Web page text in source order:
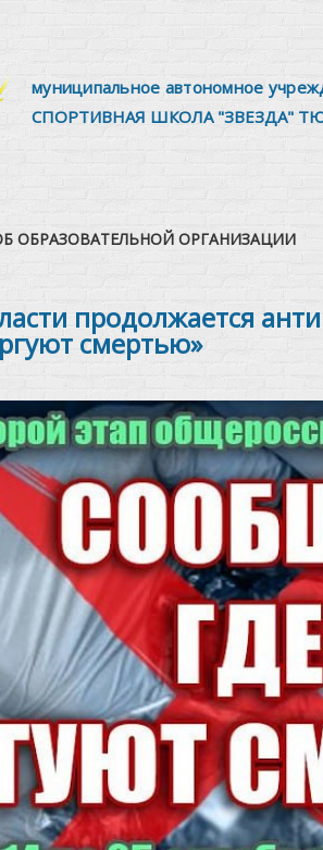
муниципальное автономное
СПОРТИВНАЯ ШКОЛА "ЗВЕЗДА"
ОБРАЗОВАТЕЛЬНОЙ ОРГАНИЗАЦИИ
продолжается
смертью»